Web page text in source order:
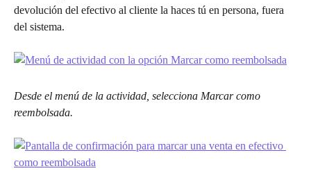
devolución del efectivo al cliente la haces tú en persona, fuera
del sistema.
Desde el menú de la actividad, selecciona Marcar como
reembolsada.